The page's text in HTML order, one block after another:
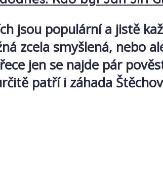
jsou populární a jistě
zcela smyšlená, nebo
jen se najde pár
patří i záhada